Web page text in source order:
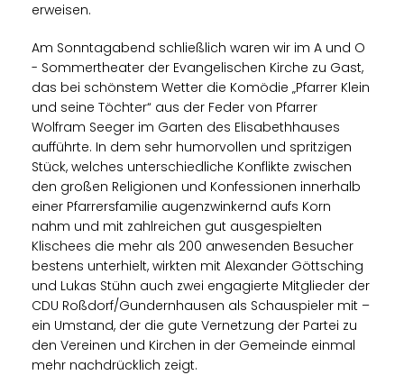
erweisen.
Am Sonntagabend schließlich waren wir im A und O
- Sommertheater der Evangelischen Kirche zu Gast,
das bei schönstem Wetter die Komödie „Pfarrer Klein
und seine Töchter“ aus der Feder von Pfarrer
Wolfram Seeger im Garten des Elisabethhauses
aufführte. In dem sehr humorvollen und spritzigen
Stück, welches unterschiedliche Konflikte zwischen
den großen Religionen und Konfessionen innerhalb
einer Pfarrersfamilie augenzwinkernd aufs Korn
nahm und mit zahlreichen gut ausgespielten
Klischees die mehr als 200 anwesenden Besucher
bestens unterhielt, wirkten mit Alexander Göttsching
und Lukas Stühn auch zwei engagierte Mitglieder der
CDU Roßdorf/Gundernhausen als Schauspieler mit –
ein Umstand, der die gute Vernetzung der Partei zu
den Vereinen und Kirchen in der Gemeinde einmal
mehr nachdrücklich zeigt.